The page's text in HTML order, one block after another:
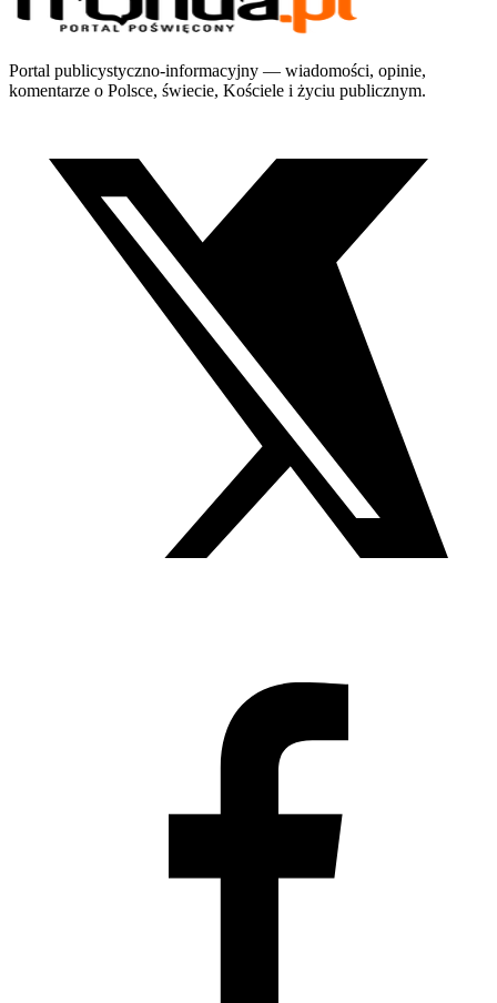
Portal publicystyczno-informacyjny — wiadomości, opinie,
komentarze o Polsce, świecie, Kościele i życiu publicznym.